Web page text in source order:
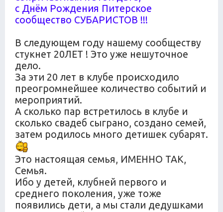
с Днём Рождения Питерское
сообщество СУБАРИСТОВ !!!
В следующем году нашему сообществу
стукнет 20ЛЕТ ! Это уже нешуточное
дело.
За эти 20 лет в клубе происходило
преогромнейшее количество событий и
мероприятий.
А сколько пар встретилось в клубе и
сколько свадеб сыграно, создано семей,
затем родилось много детишек субарят.
Это настоящая семья, ИМЕННО ТАК,
Семья.
Ибо у детей, клубней первого и
среднего поколения, уже тоже
появились дети, а мы стали дедушками